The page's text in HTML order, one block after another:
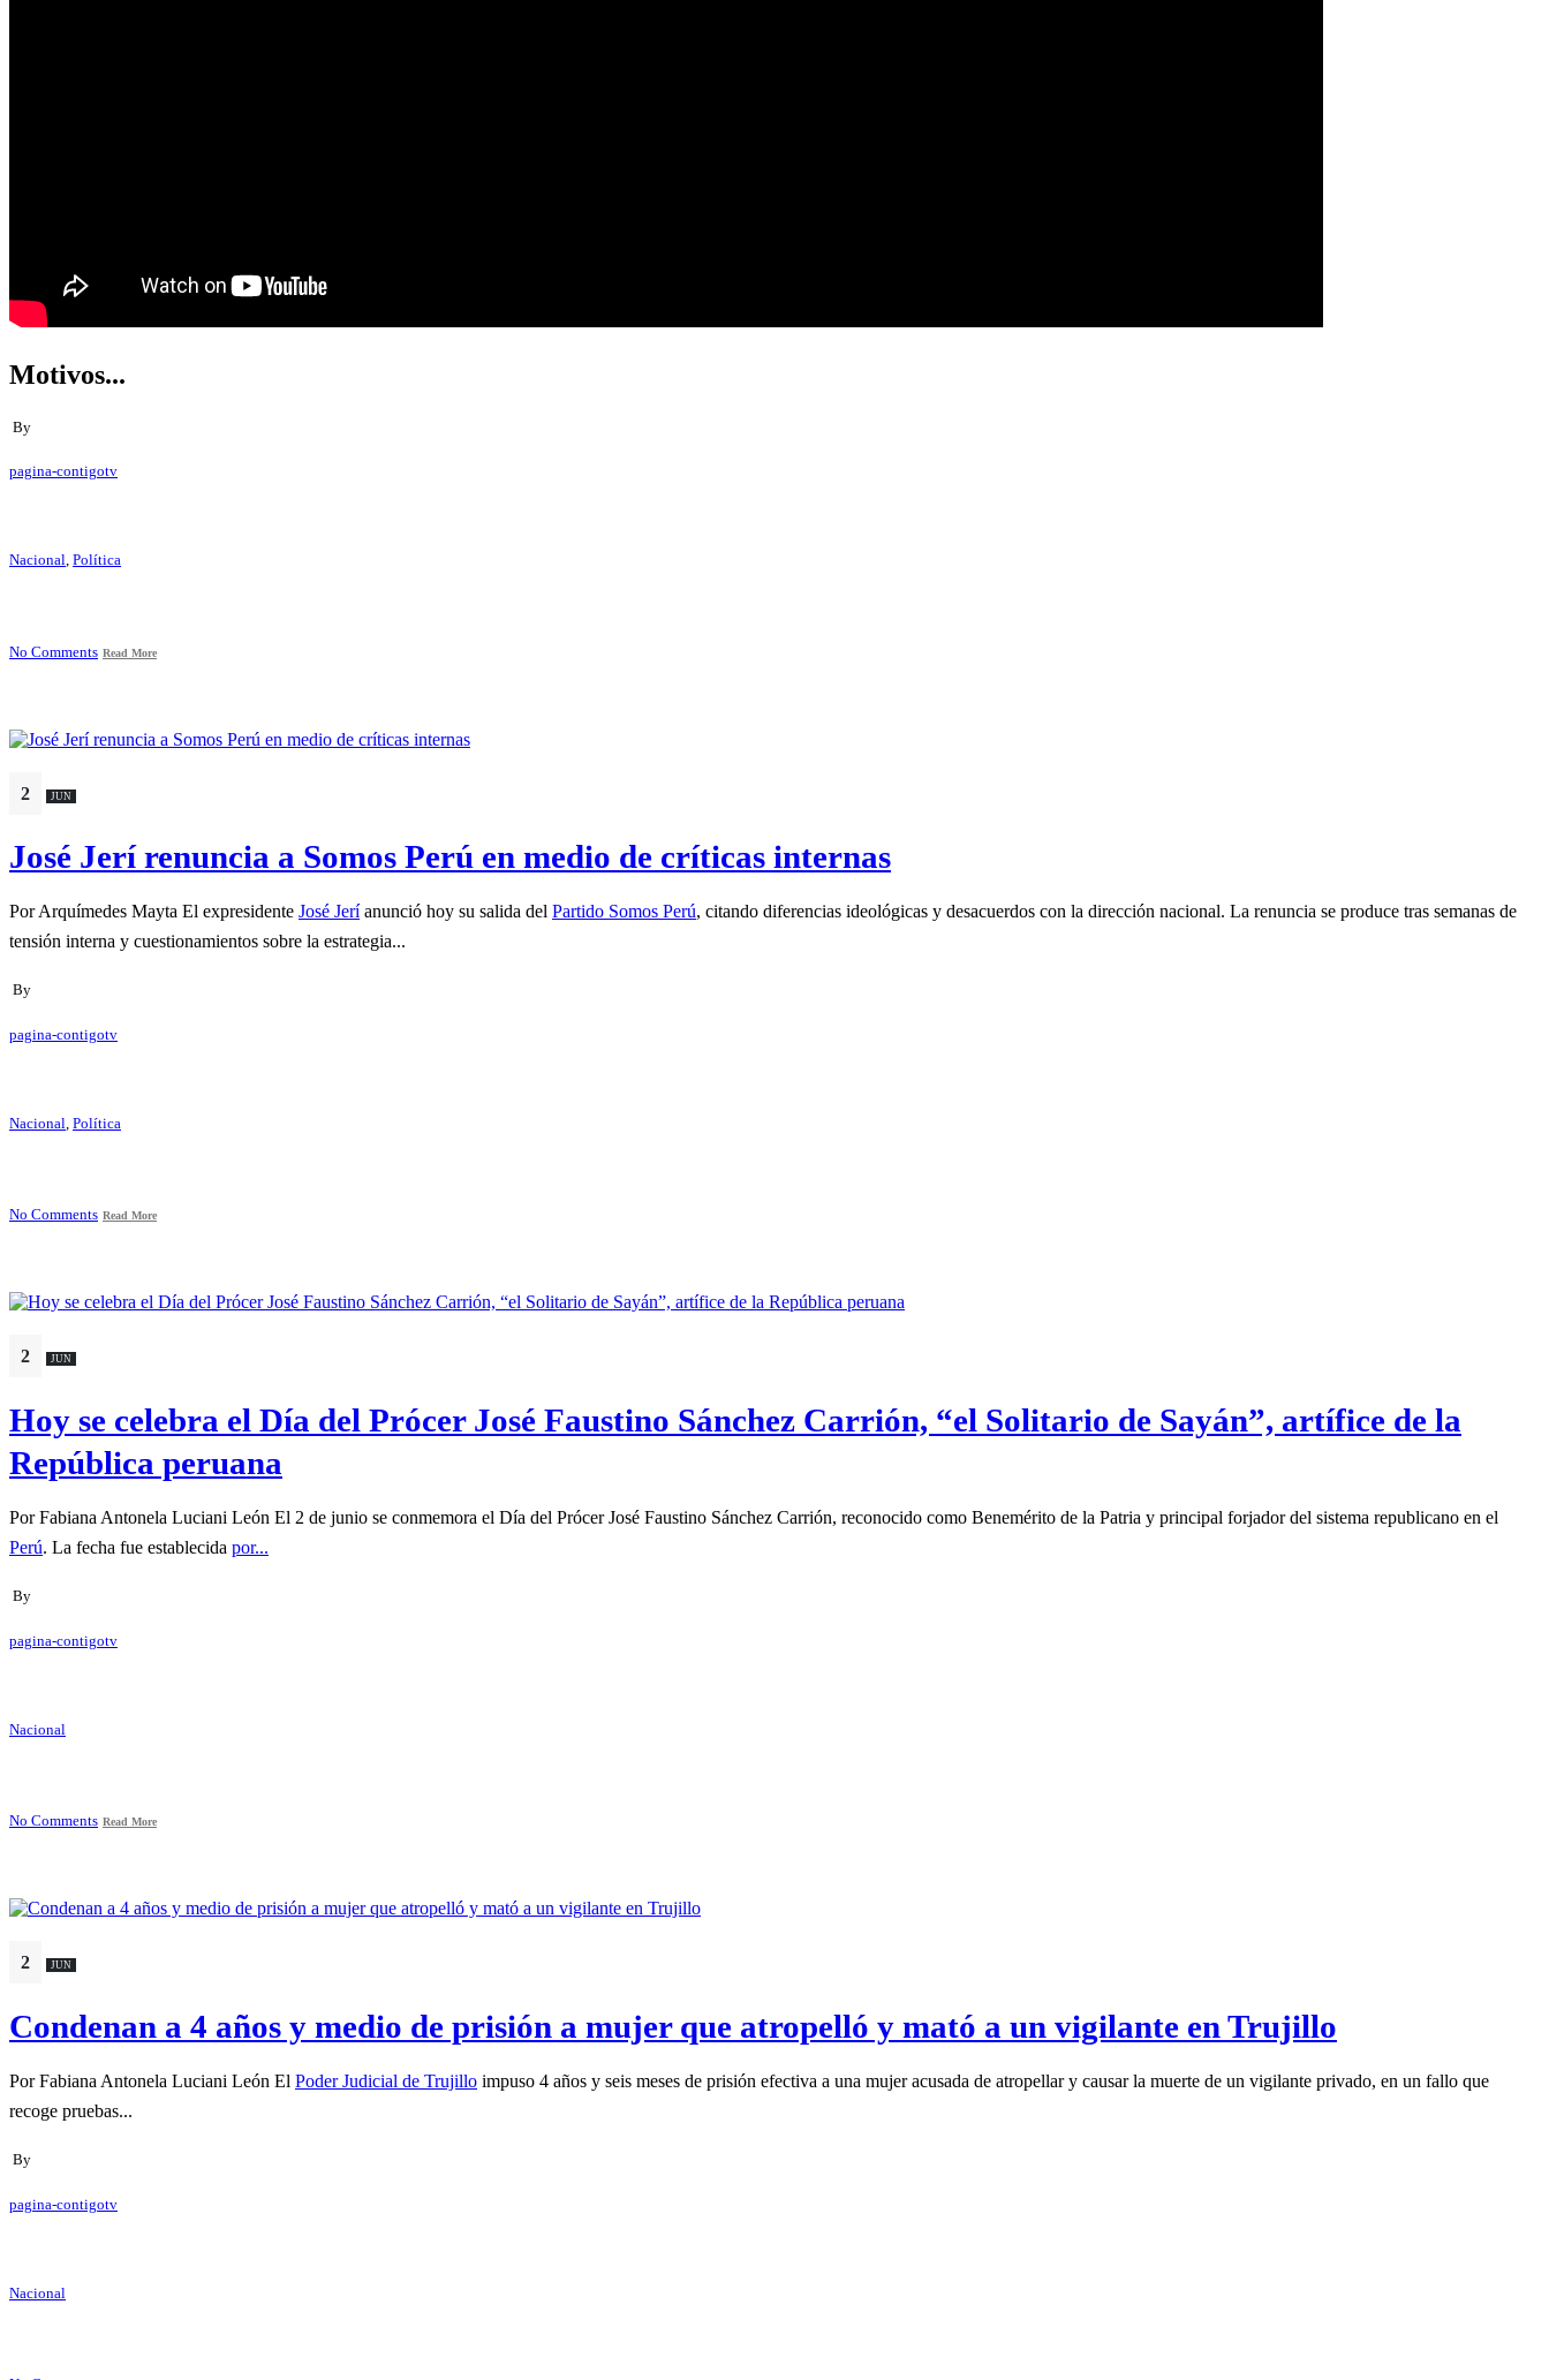
Motivos...
By
pagina-contigotv
Nacional, Política
No Comments Read More
2 JUN
José Jerí renuncia a Somos Perú en medio de críticas internas
Por Arquímedes Mayta El expresidente José Jeríanunció hoy su salida del Partido Somos Perú, citando diferencias ideológicas y desacuerdos con la dirección nacional. La renuncia se produce tras semanas de
tensión interna y cuestionamientos sobre la estrategia...
By
pagina-contigotv
Nacional, Política
No Comments Read More
2 JUN
Hoy se celebra el Día del Prócer José Faustino Sánchez Carrión, “el Solitario de Sayán”, artífice de la
República peruana
Por Fabiana Antonela Luciani León El 2 de junio se conmemora el Día del Prócer José Faustino Sánchez Carrión, reconocido como Benemérito de la Patria y principal forjador del sistema republicano en el
Perú. La fecha fue establecida por...
By
pagina-contigotv
Nacional
No Comments Read More
2 JUN
Condenan a 4 años y medio de prisión a mujer que atropelló y mató a un vigilante en Trujillo
Por Fabiana Antonela Luciani León El Poder Judicial de Trujillo impuso 4 años y seis meses de prisión efectiva a una mujer acusada de atropellar y causar la muerte de un vigilante privado, en un fallo que
recoge pruebas...
By
pagina-contigotv
Nacional